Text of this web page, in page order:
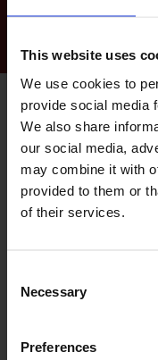
This website uses
We use cookies to
provide social media
We also share
our social media,
may combine it with
provided to them or
of their services.
Selection
Necessary
Preferences